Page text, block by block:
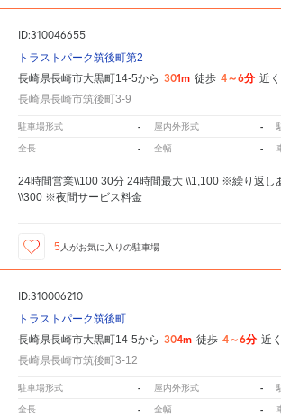
ID:310046655
トラストパーク筑後町第2
長崎県長崎市大黒町14-5から 301m 徒歩 4～6分 近
長崎県長崎市筑後町3-9
駐車場形式 - 屋内外形式 -
全長 - 全幅 -
24時間営業\\100 30分 24時間最大 \\1,100 ※繰り返し
\\300 ※夜間サービス料金
5人がお気に入りの駐車場
ID:310006210
トラストパーク筑後町
長崎県長崎市大黒町14-5から 304m 徒歩 4～6分 近
長崎県長崎市筑後町3-12
駐車場形式 - 屋内外形式 -
全長 - 全幅 -